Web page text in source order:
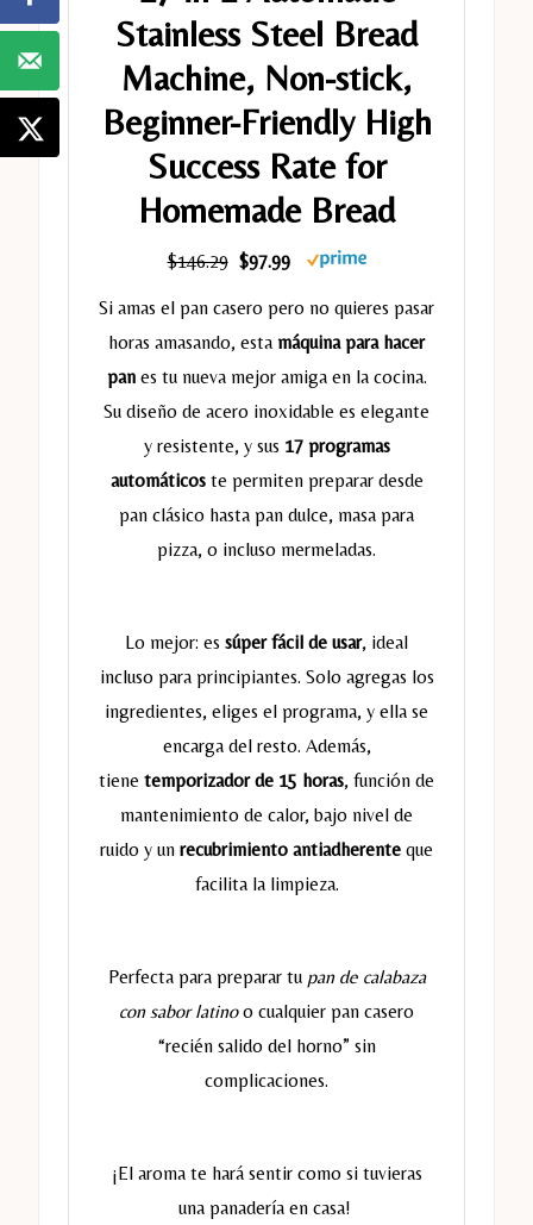
Stainless Steel Bread
Machine, Non-stick,
Beginner-Friendly High
Success Rate for
Homemade Bread
$146.29 $97.99
Si amas el pan casero pero no quieres pasar
horas amasando, esta máquina para hacer
pan es tu nueva mejor amiga en la cocina.
Su diseño de acero inoxidable es elegante
y resistente, y sus 17 programas
automáticoste permiten preparar desde
pan clásico hasta pan dulce, masa para
pizza, o incluso mermeladas.
Lo mejor: es súper fácil de usar, ideal
incluso para principiantes. Solo agregas los
ingredientes, eliges el programa, y ella se
encarga del resto. Además,
tiene temporizador de 15 horas, función de
mantenimiento de calor, bajo nivel de
ruido y un recubrimiento antiadherente que
facilita la limpieza.
Perfecta para preparar tu pan de calabaza
con sabor latinoo cualquier pan casero
“recién salido del horno” sin
complicaciones.
¡El aroma te hará sentir como si tuvieras
una panadería en casa!